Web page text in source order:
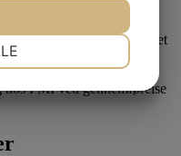
underviseren indtil bestået
PMI ved gennemførelse